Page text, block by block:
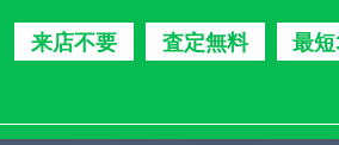
来店不要 査定無料 最